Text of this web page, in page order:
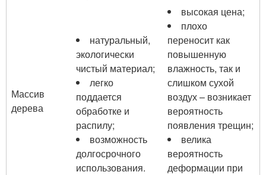
Массив
дерева
натуральный,
экологически
чистый материал;
легко
поддается
обработке и
распилу;
возможность
долгосрочного
использования.
высокая цена;
плохо
переносит как
повышенную
влажность, так и
слишком сухой
воздух – возникает
вероятность
появления трещин;
велика
вероятность
деформации при